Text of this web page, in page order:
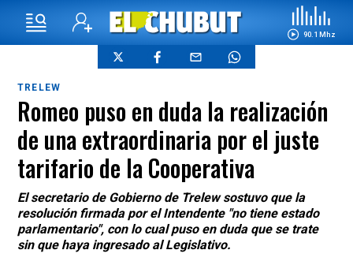
90.1 Mhz
TRELEW
Romeo puso en duda la realización
de una extraordinaria por el juste
tarifario de la Cooperativa
El secretario de Gobierno de Trelew sostuvo que la
resolución firmada por el Intendente "no tiene estado
parlamentario", con lo cual puso en duda que se trate
sin que haya ingresado al Legislativo.